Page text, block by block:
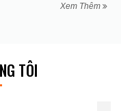
Xem Thêm
TÔI